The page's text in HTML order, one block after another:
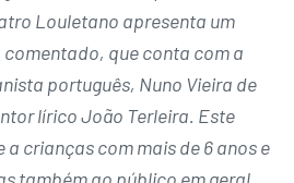
Louletano apresenta um
que conta com a
português, Nuno Vieira de
lírico João Terleira. Este
crianças com mais de 6 anos e